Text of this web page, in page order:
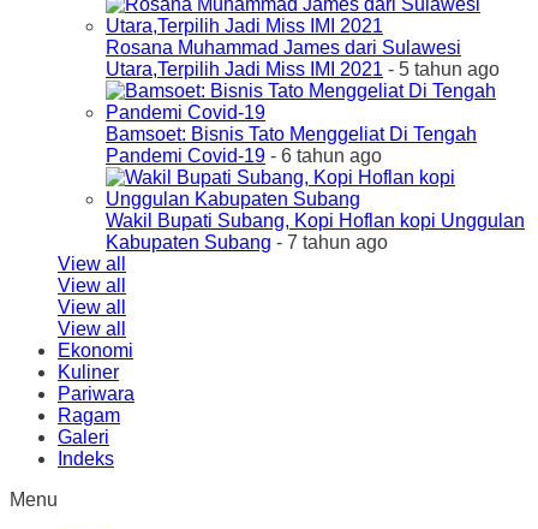
Rosana Muhammad James dari Sulawesi
Utara,Terpilih Jadi Miss IMI 2021 - 5 tahun ago
Bamsoet: Bisnis Tato Menggeliat Di Tengah
Pandemi Covid-19 - 6 tahun ago
Wakil Bupati Subang, Kopi Hoflan kopi Unggulan
Kabupaten Subang - 7 tahun ago
View all
View all
View all
View all
Ekonomi
Kuliner
Pariwara
Ragam
Galeri
Indeks
Menu